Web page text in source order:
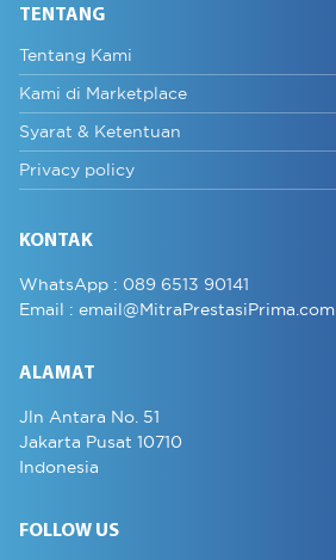
TENTANG
Tentang Kami
Kami di Marketplace
Syarat & Ketentuan
Privacy policy
KONTAK
WhatsApp : 089 6513 90141
Email : email@MitraPrestasiPrima.com
ALAMAT
Jln Antara No. 51
Jakarta Pusat 10710
Indonesia
FOLLOW US